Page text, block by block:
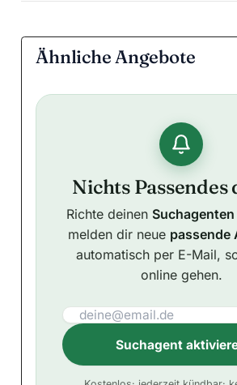
Ähnliche Angebote
Nichts Passendes
Richte deinen Suchagenten
melden dir neue passende
automatisch per E-Mail,
online gehen.
Suchagent